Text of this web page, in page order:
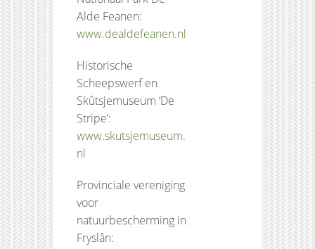
Alde Feanen:
www.dealdefeanen.nl
Historische
Scheepswerf en
Skûtsjemuseum ‘De
Stripe’:
www.skutsjemuseum.
nl
Provinciale vereniging
voor
natuurbescherming in
Fryslân: